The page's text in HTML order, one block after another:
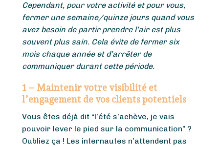
Cependant, pour votre activité et pour vous,
fermer une semaine/quinze jours quand vous
avez besoin de partir prendre l’air est plus
souvent plus sain. Cela évite de fermer six
mois chaque année et d’arrêter de
communiquer durant cette période.
1 – Maintenir votre visibilité et
l’engagement de vos clients potentiels
Vous êtes déjà dit “l’été s’achève, je vais
pouvoir lever le pied sur la communication” ?
Oubliez ça ! Les internautes n’attendent pas